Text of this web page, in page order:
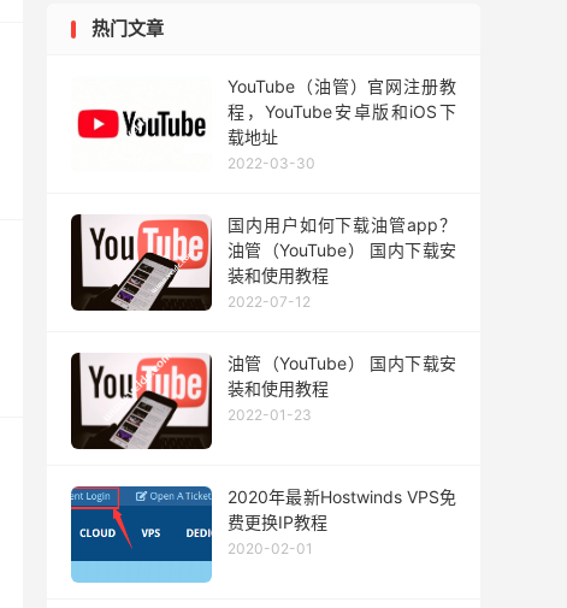
热门文章
YouTube（油管）官网注册教
程，YouTube安卓版和iOS下
载地址
2022-03-30
国内用户如何下载油管app？
油管（YouTube） 国内下载安
装和使用教程
2022-07-12
油管（YouTube） 国内下载安
装和使用教程
2022-01-23
2020年最新Hostwinds VPS免
费更换IP教程
2020-02-01